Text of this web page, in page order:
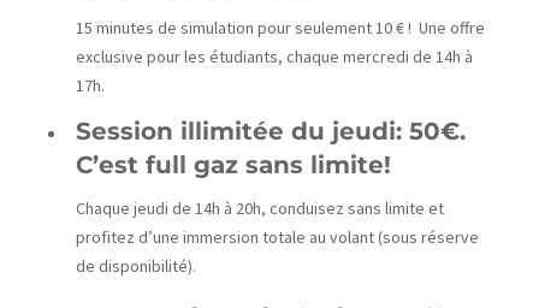
15 minutes de simulation pour seulement 10 € ! Une offre
exclusive pour les étudiants, chaque mercredi de 14h à
17h.
Session illimitée du jeudi: 50€.
C’est full gaz sans limite!
Chaque jeudi de 14h à 20h, conduisez sans limite et
profitez d’une immersion totale au volant (sous réserve
de disponibilité).